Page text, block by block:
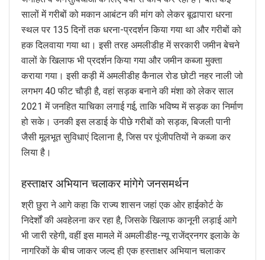
सालों में गरीबों को मकान आबंटन की मांग को लेकर बूढापारा धरना
स्थल पर 135 दिनों तक धरना-प्रदर्शन किया गया था और गरीबों को
हक दिलवाया गया था। इसी तरह अमलीडीह में सरकारी जमीन बेचने
वालों के खिलाफ भी प्रदर्शन किया गया और जमीन कब्जा मुक्ता
कराया गया। इसी कड़ी में अमलीडीह कैनाल रोड छोटी नहर नाली जो
लगभग 40 फीट चौड़ी है, वहां सड़क बनाने की मंशा को लेकर साल
2021 में जनहित याचिका लगाई गई, ताकि भविष्य में सड़क का निर्माण
हो सके। उनकी इस लडाई के पीछे गरीबों को सड़क, बिजली पानी
जैसी मूलभूत सुविधाएं दिलाना है, जिस पर पूंजीपतियों ने कब्जा कर
लिया है।
हस्ताक्षर अभियान चलाकर मांगेगे जनसमर्थन
श्री छुरा ने आगे कहा कि राज्य शासन जहां एक ओर हाईकोर्ट के
निदेर्शों की अवहेलना कर रहा है, जिसके खिलाफ कानूनी लड़ाई आगे
भी जारी रहेगी, वहीं इस मामले में अमलीडीह-न्यू राजेंद्रनगर इलाके के
नागरिकों के बीच जाकर जल्द ही एक हस्ताक्षर अभियान चलाकर